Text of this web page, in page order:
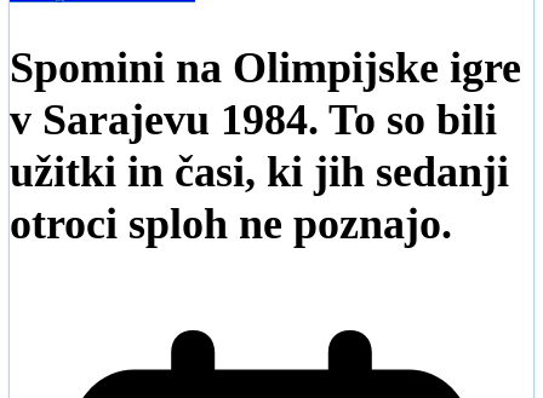
Spomini na Olimpijske igre
v Sarajevu 1984. To so bili
užitki in časi, ki jih sedanji
otroci sploh ne poznajo.